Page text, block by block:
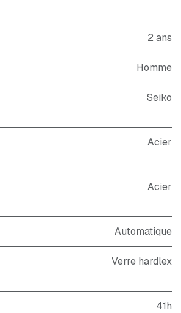
2 ans
Homme
Seiko
Acier
Acier
Automatique
Verre hardlex
41h